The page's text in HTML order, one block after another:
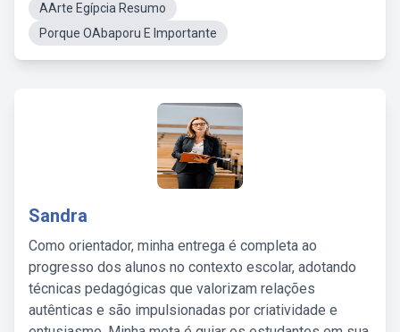
AArte Egípcia Resumo
Porque OAbaporu E Importante
Sandra
Como orientador, minha entrega é completa ao
progresso dos alunos no contexto escolar, adotando
técnicas pedagógicas que valorizam relações
autênticas e são impulsionadas por criatividade e